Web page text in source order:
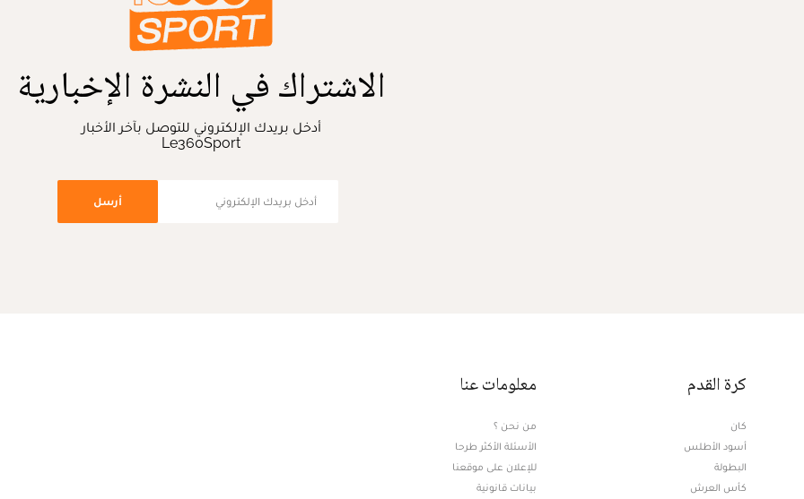
الاشتراك في النشرة الإخبارية
أدخل بريدك الإلكتروني للتوصل بآخر الأخبار
Le360Sport
أرسل
كرة القدم
كان
أسود الأطلس
البطولة
كأس العرش
معلومات عنا
من نحن ؟
الأسئلة الأكثر طرحا
للإعلان على موقعنا
بيانات قانونية